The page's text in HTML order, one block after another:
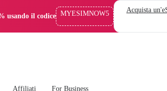
usando il codice MYESIMNOW5 Acquista
Affiliati For Business